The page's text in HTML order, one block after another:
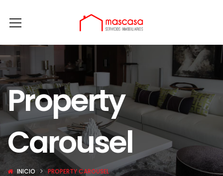
Property
Carousel
INICIO PROPERTY CAROUSEL